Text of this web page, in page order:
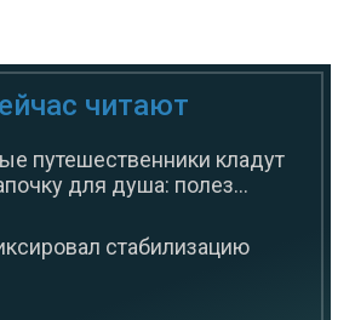
читают
путешественники кладут
для душа: полез...
стабилизацию